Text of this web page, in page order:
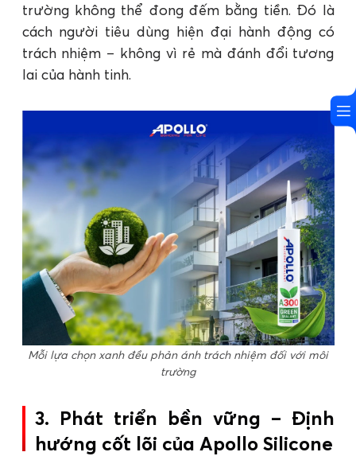
trường không thể đong đếm bằng tiền. Đó là
cách người tiêu dùng hiện đại hành động có
trách nhiệm – không vì rẻ mà đánh đổi tương
lai của hành tinh.
Mỗi lựa chọn xanh đều phản ánh trách nhiệm đối với môi
trường
3. Phát triển bền vững – Định
hướng cốt lõi của Apollo Silicone